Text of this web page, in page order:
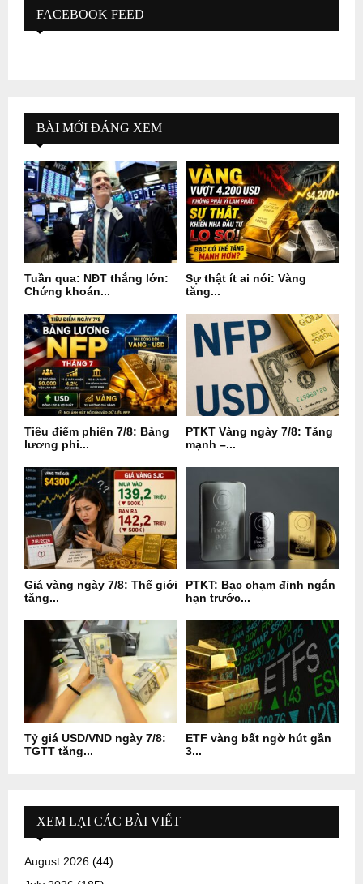
FACEBOOK FEED
BÀI MỚI ĐÁNG XEM
Tuần qua: NĐT thắng lớn:
Chứng khoán...
Sự thật ít ai nói: Vàng
tăng...
Tiêu điểm phiên 7/8: Bảng
lương phi...
PTKT Vàng ngày 7/8: Tăng
mạnh –...
Giá vàng ngày 7/8: Thế giới
tăng...
PTKT: Bạc chạm đỉnh ngắn
hạn trước...
Tỷ giá USD/VND ngày 7/8:
TGTT tăng...
ETF vàng bất ngờ hút gần
3...
XEM LẠI CÁC BÀI VIẾT
August 2026 (44)